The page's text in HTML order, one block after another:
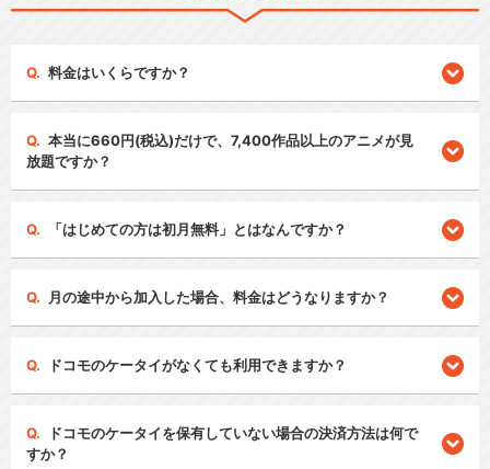
料金はいくらですか？
本当に660円(税込)だけで、7,400作品以上のアニメが見
放題ですか？
「はじめての方は初月無料」とはなんですか？
月の途中から加入した場合、料金はどうなりますか？
ドコモのケータイがなくても利用できますか？
ドコモのケータイを保有していない場合の決済方法は何で
すか？